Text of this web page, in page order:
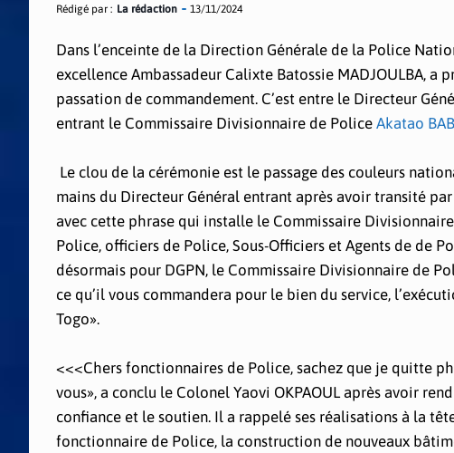
Rédigé par : La rédaction 13/11/2024
Dans l’enceinte de la Direction Générale de la Police
excellence Ambassadeur Calixte Batossie MADJOULBA,
passation de commandement. C’est entre le Directeur
entrant le Commissaire Divisionnaire de Police Akatao
Le clou de la cérémonie est le passage des couleurs
mains du Directeur Général entrant après avoir transité
avec cette phrase qui installe le Commissaire
Police, officiers de Police, Sous-Officiers et Agents de de
désormais pour DGPN, le Commissaire Divisionnaire de
ce qu’il vous commandera pour le bien du service,
Togo».
<<<Chers fonctionnaires de Police, sachez que je quitte
vous», a conclu le Colonel Yaovi OKPAOUL après avoir
confiance et le soutien. Il a rappelé ses réalisations à la
fonctionnaire de Police, la construction de nouveaux